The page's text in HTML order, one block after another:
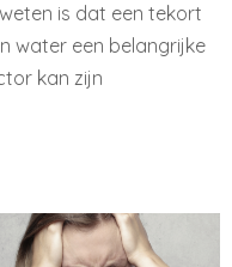
is dat een tekort
water een belangrijke
kan zijn